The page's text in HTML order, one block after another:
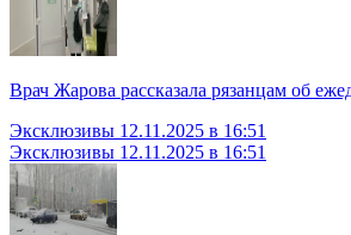
Врач Жарова рассказала рязанцам об
Эксклюзивы 12.11.2025 в 16:51
Эксклюзивы 12.11.2025 в 16:51